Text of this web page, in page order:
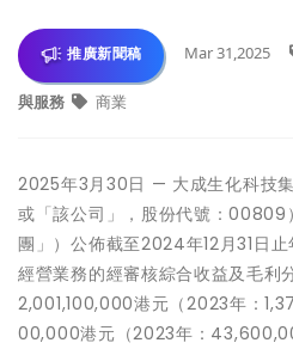
推廣新聞稿 Mar 31,2025
與服務 商業
2025年3月30日 — 大成生化科技集
或「該公司」，股份代號：00809
團」）公佈截至2024年12月31日
經營業務的經審核綜合收益及毛利
2,001,100,000港元（2023年：
00,000港元（2023年：